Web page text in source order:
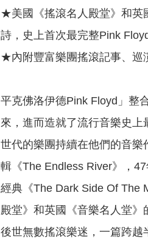
★美國《搖滾名人殿堂》和英
詩，史上首次最完整Pink
★內附豐富樂團搖滾記事、巡
平克佛洛伊德Pink Floyd」整
來，進而造就了流行音樂史
世代的樂團持續在他們的音
輯《The Endless River》，
經典《The Dark Side Of The
殿堂》和英國《音樂名人堂
後世無數搖滾樂迷，一篇跨越